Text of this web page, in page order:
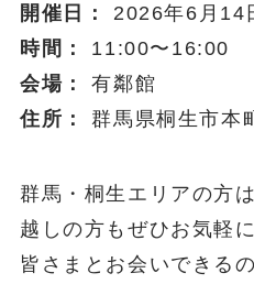
開催日：
2026年6月14
時間：
11:00〜16:00
会場：
有鄰館
住所：
群馬県桐生市本
群馬・桐生エリアの方
越しの方もぜひお気軽
皆さまとお会いできる